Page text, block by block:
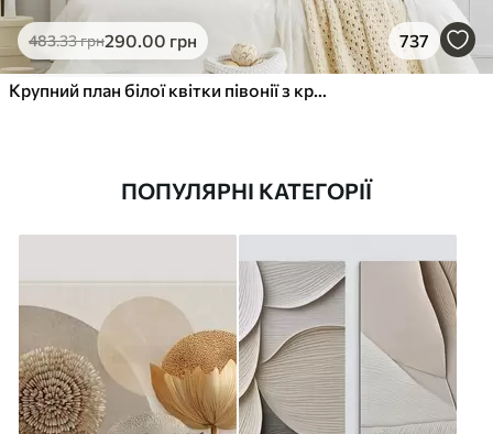
483.33грн290.00 грн 737
Крупний план білої квітки півонії з крапельками води на пелюстках на розмитому фоні
ПОПУЛЯРНІ КАТЕГОРІЇ